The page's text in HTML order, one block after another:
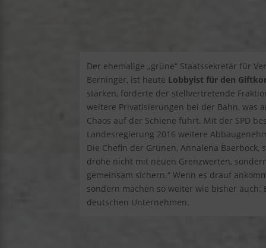
Der ehemalige „grüne“ Staatssekretär für
Berninger, ist heute Lobbyist für den
stärken, forderte der stellvertretende
weitere Privatisierungen bei der Bahn, was
Chaos auf der Schiene führt. Mit der SPD
Landesregierung 2016 weitere
Die Chefin der Grünen, Annalena Baerbock,
drohe nicht mit neuen Grenzwerten,
gemeinsam sichern.“ Wenn es drauf
sondern machen so weiter wie bisher
deutschen Unternehmen.